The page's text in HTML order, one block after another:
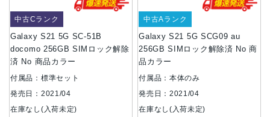
Galaxy S21 5G SC-51B
docomo 256GB SIMロック解除
済 No 商品カラー
中古Cランク
付属品：標準セット
発売日：2021/04
在庫なし(入荷未定)
Galaxy S21 5G SCG09 au
256GB SIMロック解除済 No 商
品カラー
中古Aランク
付属品：本体のみ
発売日：2021/04
在庫なし(入荷未定)